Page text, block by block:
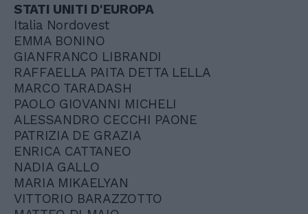
STATI UNITI D'EUROPA
Italia Nordovest
EMMA BONINO
GIANFRANCO LIBRANDI
RAFFAELLA PAITA DETTA LELLA
MARCO TARADASH
PAOLO GIOVANNI MICHELI
ALESSANDRO CECCHI PAONE
PATRIZIA DE GRAZIA
ENRICA CATTANEO
NADIA GALLO
MARIA MIKAELYAN
VITTORIO BARAZZOTTO